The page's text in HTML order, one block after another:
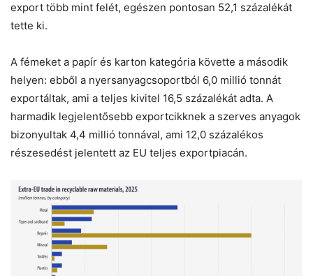
export több mint felét, egészen pontosan 52,1 százalékát
tette ki.
A fémeket a papír és karton kategória követte a második
helyen: ebből a nyersanyagcsoportból 6,0 millió tonnát
exportáltak, ami a teljes kivitel 16,5 százalékát adta. A
harmadik legjelentősebb exportcikknek a szerves anyagok
bizonyultak 4,4 millió tonnával, ami 12,0 százalékos
részesedést jelentett az EU teljes exportpiacán.